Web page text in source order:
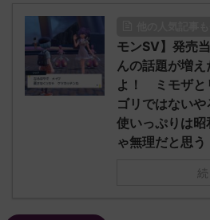
モンSV】発売
んの話題が増
よ！ ミモザと
ゴリではない
使いっぷりは昭
ゃ無理だと思う